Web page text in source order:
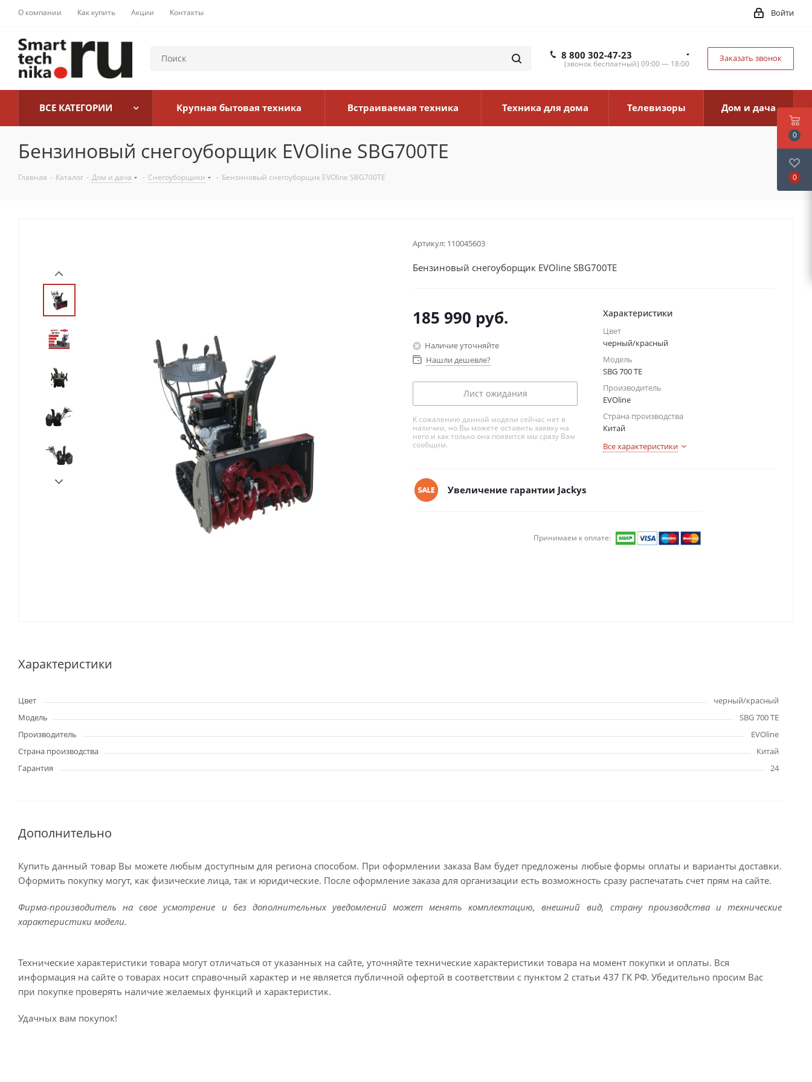
О компании Как купить Акции Контакты Войти
8 800 302-47-23
(звонок бесплатный) 09:00 — 18:00
Заказать звонок
ВСЕ КАТЕГОРИИ Крупная бытовая техника Встраиваемая техника Техника для дома Телевизоры Дом и дача
Бензиновый снегоуборщик EVOline SBG700TE
Главная - Каталог - Дом и дача - Снегоуборщики - Бензиновый снегоуборщик EVOline SBG700TE
Артикул: 110045603
Бензиновый снегоуборщик EVOline SBG700TE
185 990 руб.
Наличие уточняйте
Нашли дешевле?
Лист ожидания
К сожалению данной модели сейчас нет в
наличии, но Вы можете оставить заявку на
него и как только она появится мы сразу Вам
сообщим.
Характеристики
Цвет
черный/красный
Модель
SBG 700 TE
Производитель
EVOline
Страна производства
Китай
Все характеристики
Увеличение гарантии Jackys
Принимаем к оплате:
Характеристики
Цвет
черный/красный
Модель
SBG 700 TE
Производитель
EVOline
Страна производства
Китай
Гарантия
24
Дополнительно
Купить данный товар Вы можете любым доступным для региона способом. При оформлении заказа Вам будет предложены любые формы оплаты и варианты доставки.
Оформить покупку могут, как физические лица, так и юридические. После оформление заказа для организации есть возможность сразу распечатать счет прям на сайте.
Фирма-производитель на свое усмотрение и без дополнительных уведомлений может менять комплектацию, внешний вид, страну производства и технические
характеристики модели.
Технические характеристики товара могут отличаться от указанных на сайте, уточняйте технические характеристики товара на момент покупки и оплаты. Вся
информация на сайте о товарах носит справочный характер и не является публичной офертой в соответствии с пунктом 2 статьи 437 ГК РФ. Убедительно просим Вас
при покупке проверять наличие желаемых функций и характеристик.
Удачных вам покупок!
0
0